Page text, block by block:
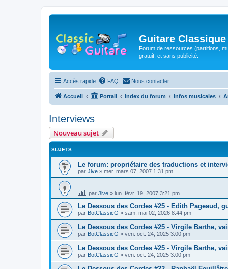
Guitare Classique
Forum de ressources (partitions,
gratuit, et sans publicité.
Accès rapide FAQ Nous contacter
Accueil Portail Index du forum Infos musicales
Interviews
Nouveau sujet
SUJETS
Le forum: propriétaire des traductions et
par Jive » mer. mars 07, 2007 1:31 pm
par Jive » lun. févr. 19, 2007 3:21 pm
Le Dessous des Cordes #25 - Edith Pageaud,
par BotClassicG » sam. mai 02, 2026 8:44 pm
Le Dessous des Cordes #25 - Virgile Barthe,
par BotClassicG » ven. oct. 24, 2025 3:00 pm
Le Dessous des Cordes #25 - Virgile Barthe,
par BotClassicG » ven. oct. 24, 2025 3:00 pm